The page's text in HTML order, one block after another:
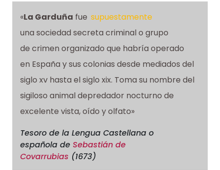
«La Garduña fue supuestamente
una sociedad secreta criminal o grupo
de crimen organizado que habría operado
en España y sus colonias desde mediados del
siglo xv hasta el siglo xix. Toma su nombre del
sigiloso animal depredador nocturno de
excelente vista, oído y olfato»
Tesoro de la Lengua Castellana o
española de Sebastián de
Covarrubias (1673)